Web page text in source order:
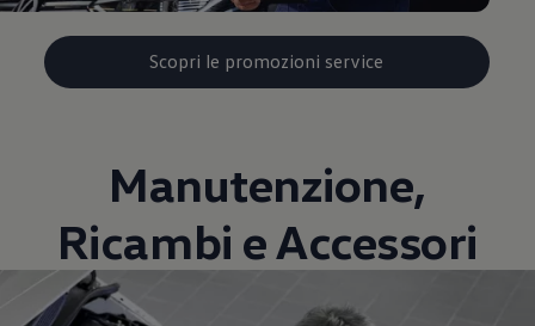
Scopri le promozioni service
Manutenzione,
Ricambi e Accessori